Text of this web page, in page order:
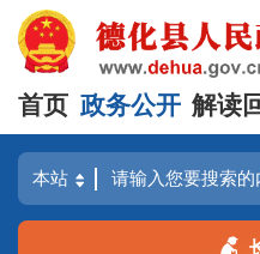
首页 政务公开 解读